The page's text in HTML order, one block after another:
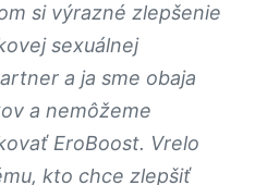
si výrazné zlepšenie
sexuálnej
a ja sme obaja
a nemôžeme
EroBoost. Vrelo
kto chce zlepšiť